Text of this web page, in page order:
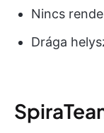
Nincs
Drága